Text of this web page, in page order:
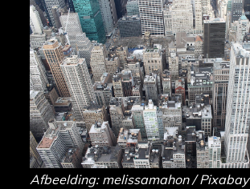
Afbeelding: melissamahon / Pixabay